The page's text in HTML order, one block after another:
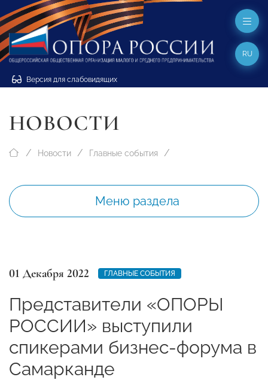
Версия для слабовидящих
RU
НОВОСТИ
Новости Главные события
Меню раздела
01 Декабря 2022 ГЛАВНЫЕ СОБЫТИЯ
Представители «ОПОРЫ
РОССИИ» выступили
спикерами бизнес-форума в
Самарканде